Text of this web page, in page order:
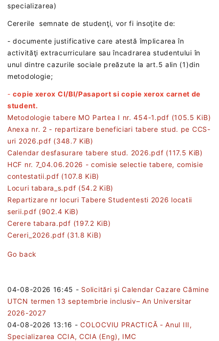
specializarea)
Cererile semnate de studenţi, vor fi insoţite de:
- documente justificative care atestă împlicarea în
activităţi extracurriculare sau încadrarea studentului în
unul dintre cazurile sociale preăzute la art.5 alin (1)din
metodologie;
-copie xerox CI/BI/Pasaport si copie xerox carnet de
student.
Metodologie tabere MO Partea I nr. 454-1.pdf (105.5 KiB)
Anexa nr. 2 - repartizare beneficiari tabere stud. pe CCS-
uri 2026.pdf (348.7 KiB)
Calendar desfasurare tabere stud. 2026.pdf (117.5 KiB)
HCF nr. 7_04.06.2026 - comisie selectie tabere, comisie
contestatii.pdf (107.8 KiB)
Locuri tabara_s.pdf (54.2 KiB)
Repartizare nr locuri Tabere Studentesti 2026 locatii
serii.pdf (902.4 KiB)
Cerere tabara.pdf (197.2 KiB)
Cereri_2026.pdf (31.8 KiB)
Go back
04-08-2026 16:45 - Solicitări și Calendar Cazare Cămine
UTCN termen 13 septembrie inclusiv– An Universitar
2026-2027
04-08-2026 13:16 -COLOCVIU PRACTICĂ - Anul III,
Specializarea CCIA, CCIA (Eng), IMC